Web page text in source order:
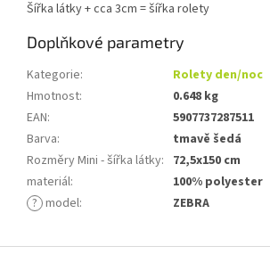
Šířka látky + cca 3cm = šířka rolety
Doplňkové parametry
Kategorie:
Rolety den/noc
Hmotnost:
0.648 kg
EAN:
5907737287511
Barva:
tmavě šedá
Rozměry Mini - šířka látky: 72,5x150 cm
materiál:
100% polyester
? model: ZEBRA